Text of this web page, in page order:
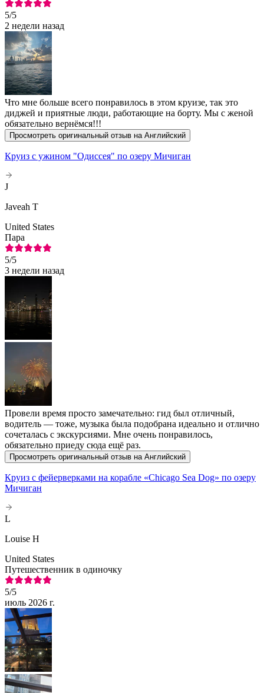
5/5
2 недели назад
Что мне больше всего понравилось в этом круизе, так это
диджей и приятные люди, работающие на борту. Мы с женой
обязательно вернёмся!!!
Просмотреть оригинальный отзыв на Английский
Круиз с ужином "Одиссея" по озеру Мичиган
J
Javeah T
United States
Пара
5/5
3 недели назад
Провели время просто замечательно: гид был отличный,
водитель — тоже, музыка была подобрана идеально и отлично
сочеталась с экскурсиями. Мне очень понравилось,
обязательно приеду сюда ещё раз.
Просмотреть оригинальный отзыв на Английский
Круиз с фейерверками на корабле «Chicago Sea Dog» по озеру
Мичиган
L
Louise H
United States
Путешественник в одиночку
5/5
июль 2026 г.